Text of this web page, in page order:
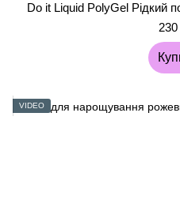
Do it Liquid PolyGel Рідкий
230
VIDEO